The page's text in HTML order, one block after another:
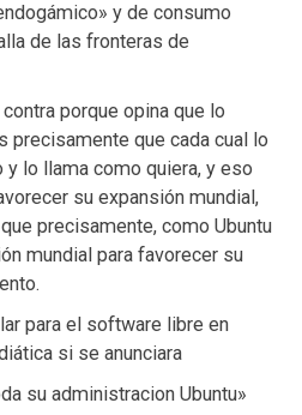
y de consumo
de las fronteras de
porque opina que lo
precisamente que cada cual lo
lo llama como quiera, y eso
su expansión mundial,
precisamente, como Ubuntu
mundial para favorecer su
para el software libre en
si se anunciara
su administracion Ubuntu»